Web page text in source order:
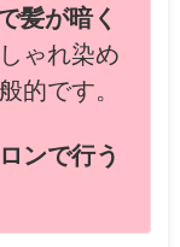
髪が暗く
ゃれ染め
的です。
ンで行う